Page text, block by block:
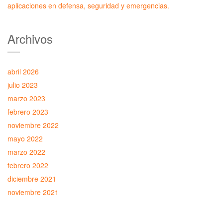
aplicaciones en defensa, seguridad y emergencias.
Archivos
abril 2026
julio 2023
marzo 2023
febrero 2023
noviembre 2022
mayo 2022
marzo 2022
febrero 2022
diciembre 2021
noviembre 2021